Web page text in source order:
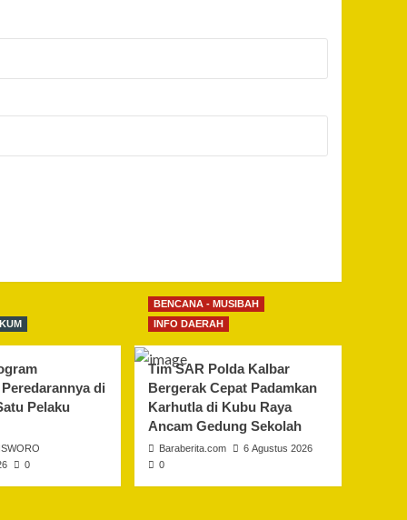
di
Pelaku
0
BENCANA - MUSIBAH
INFO DAERAH
Tim SAR Polda Kalbar
Bergerak Cepat Padamkan
Karhutla di Kubu Raya
Ancam Gedung Sekolah
Baraberita.com
6 Agustus 2026
0